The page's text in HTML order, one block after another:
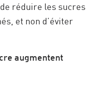
réduire les sucres
et non d’éviter
augmentent